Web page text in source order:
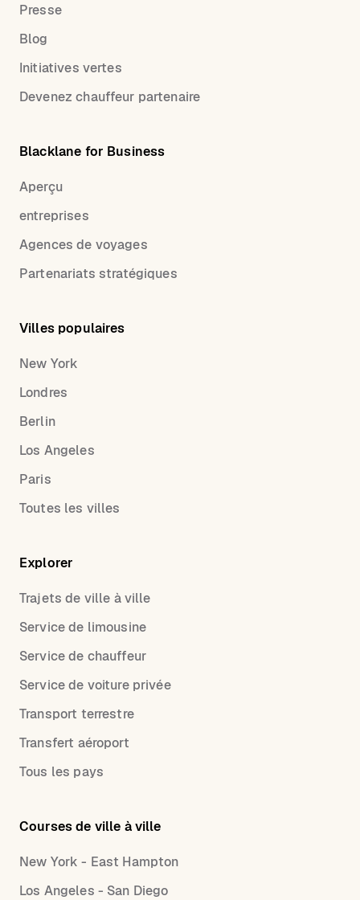
Presse
Blog
Initiatives vertes
Devenez chauffeur partenaire
Blacklane for Business
Aperçu
entreprises
Agences de voyages
Partenariats stratégiques
Villes populaires
New York
Londres
Berlin
Los Angeles
Paris
Toutes les villes
Explorer
Trajets de ville à ville
Service de limousine
Service de chauffeur
Service de voiture privée
Transport terrestre
Transfert aéroport
Tous les pays
Courses de ville à ville
New York - East Hampton
Los Angeles - San Diego